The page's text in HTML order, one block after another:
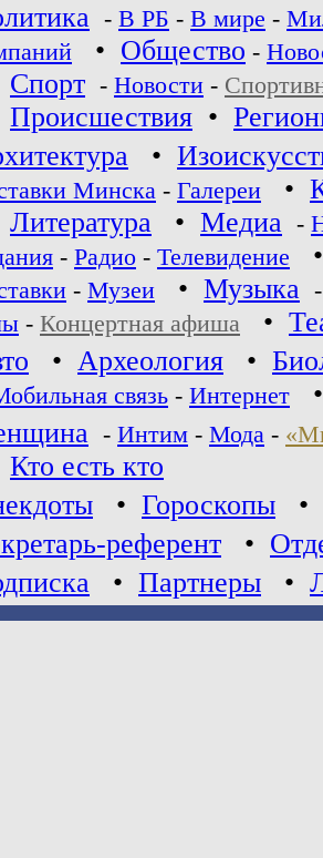
- В РБ - В мире -
• Общество -
Спорт - Новости -
Происшествия •
•
Минска - Галереи •
Литература • Медиа -
- Радио - Телевидение
- Музеи • Музыка
- Концертная афиша •
• Археология •
связь - Интернет
- Интим - Мода -
Кто есть кто
• Гороскопы •
референт •
• Партнеры •